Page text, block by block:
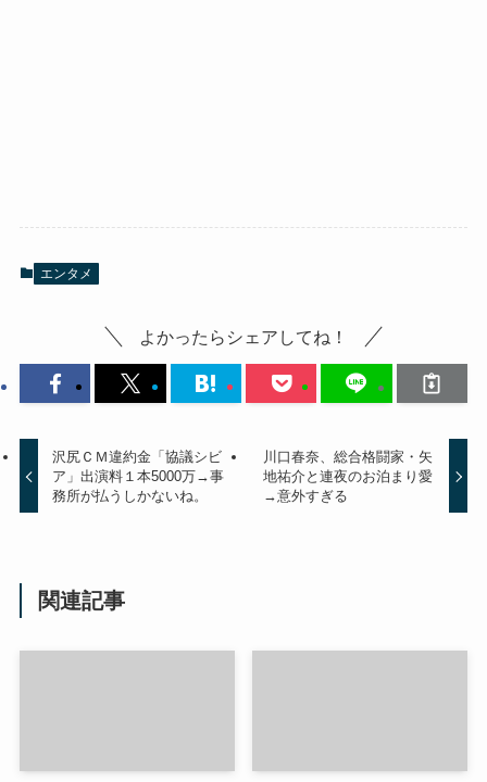
エンタメ
よかったらシェアしてね！
沢尻ＣＭ違約金「協議シビ
ア」出演料１本5000万→事
務所が払うしかないね。
川口春奈、総合格闘家・矢
地祐介と連夜のお泊まり愛
→意外すぎる
関連記事